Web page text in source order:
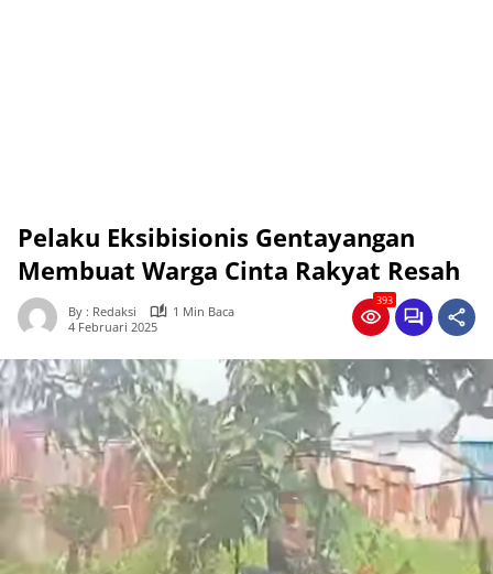
Pelaku Eksibisionis Gentayangan
Membuat Warga Cinta Rakyat Resah
By : Redaksi
1 Min Baca
4 Februari 2025
393